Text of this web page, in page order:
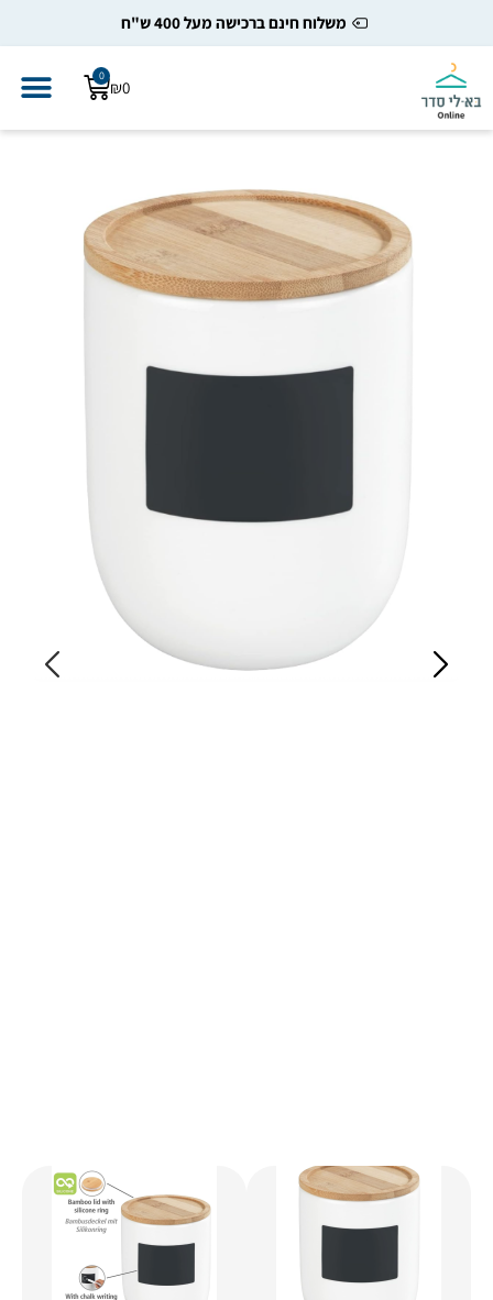
משלוח חינם ברכישה מעל 400 ש"ח
₪
0